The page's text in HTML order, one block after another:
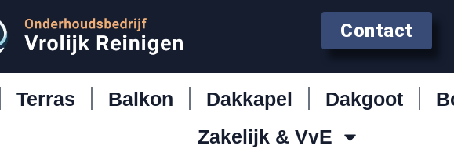
Contact
Terras Balkon Dakkapel Dakgoot
Zakelijk & VvE